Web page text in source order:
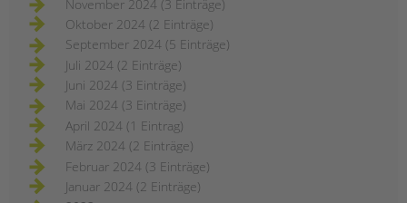
November 2024 (3 Einträge)
Oktober 2024 (2 Einträge)
September 2024 (5 Einträge)
Juli 2024 (2 Einträge)
Juni 2024 (3 Einträge)
Mai 2024 (3 Einträge)
April 2024 (1 Eintrag)
März 2024 (2 Einträge)
Februar 2024 (3 Einträge)
Januar 2024 (2 Einträge)